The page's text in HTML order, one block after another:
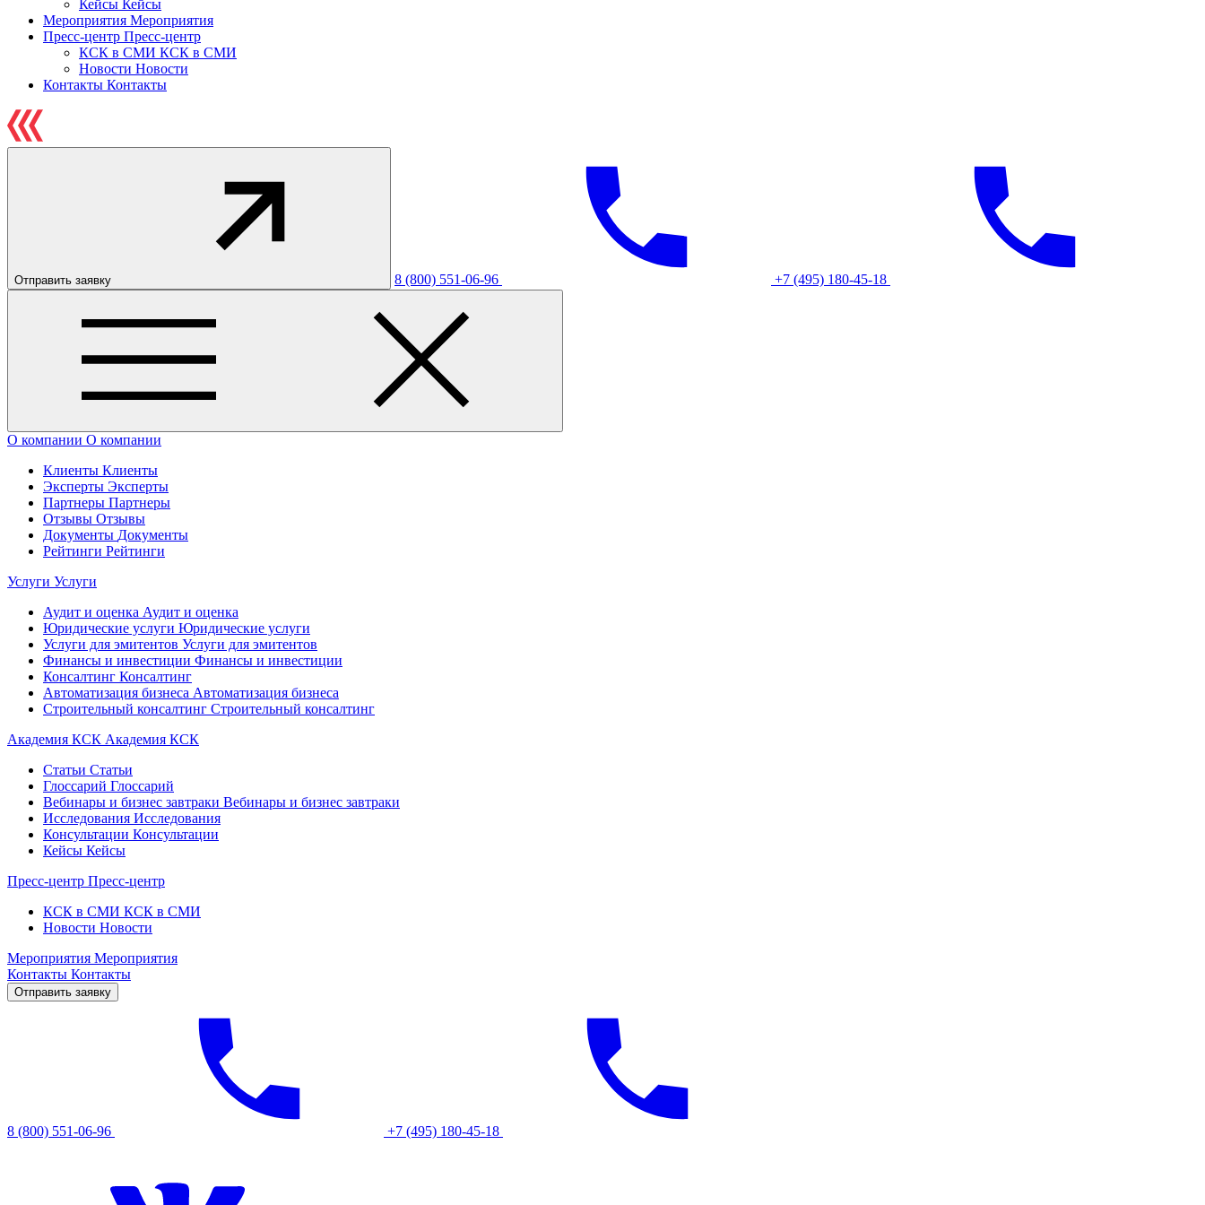
Кейсы Кейсы
Мероприятия Мероприятия
Пресс-центр Пресс-центр
КСК в СМИ КСК в СМИ
Новости Новости
Контакты Контакты
Отправить заявку 8 (800) 551-06-96 +7 (495) 180-45-18
О компании О компании
Клиенты Клиенты
Эксперты Эксперты
Партнеры Партнеры
Отзывы Отзывы
Документы Документы
Рейтинги Рейтинги
Услуги Услуги
Аудит и оценка Аудит и оценка
Юридические услуги Юридические услуги
Услуги для эмитентов Услуги для эмитентов
Финансы и инвестиции Финансы и инвестиции
Консалтинг Консалтинг
Автоматизация бизнеса Автоматизация бизнеса
Строительный консалтинг Строительный консалтинг
Академия КСК Академия КСК
Статьи Статьи
Глоссарий Глоссарий
Вебинары и бизнес завтраки Вебинары и бизнес завтраки
Исследования Исследования
Консультации Консультации
Кейсы Кейсы
Пресс-центр Пресс-центр
КСК в СМИ КСК в СМИ
Новости Новости
Мероприятия Мероприятия
Контакты Контакты
Отправить заявку
8 (800) 551-06-96 +7 (495) 180-45-18